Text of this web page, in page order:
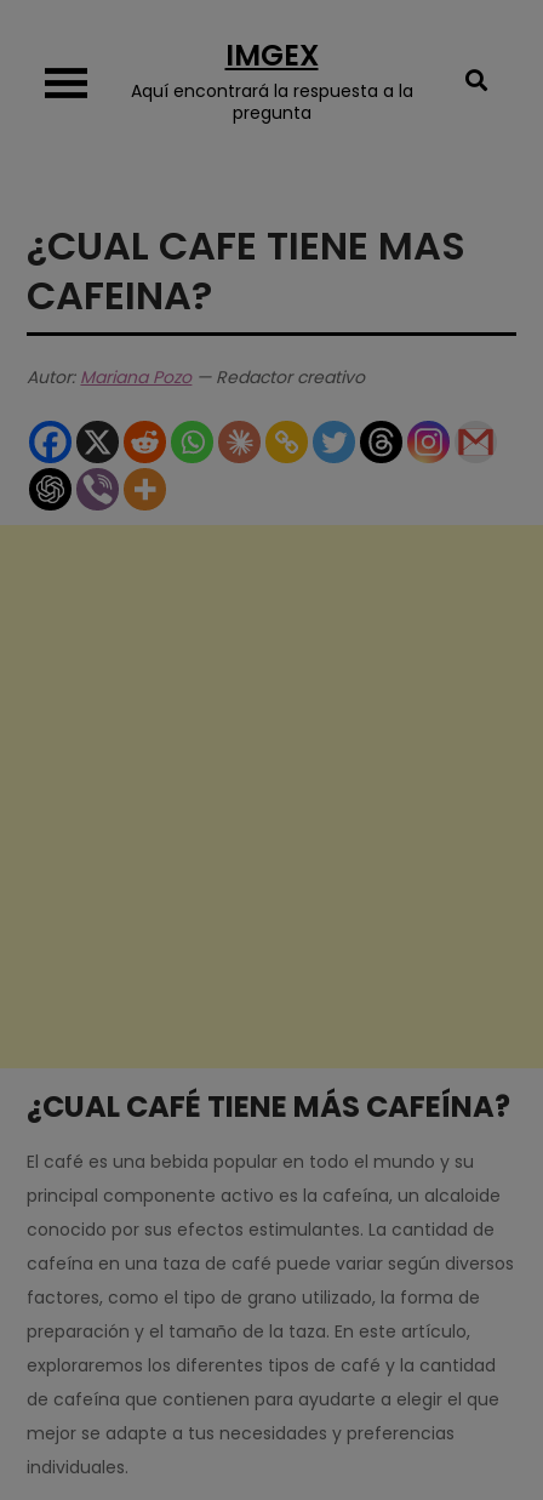
content
IMGEX
Aquí encontrará la respuesta a la
pregunta
¿CUAL CAFE TIENE MAS
CAFEINA?
Autor: Mariana Pozo— Redactor creativo
¿CUAL CAFÉ TIENE MÁS CAFEÍNA?
El café es una bebida popular en todo el mundo y su
principal componente activo es la cafeína, un alcaloide
conocido por sus efectos estimulantes. La cantidad de
cafeína en una taza de café puede variar según diversos
factores, como el tipo de grano utilizado, la forma de
preparación y el tamaño de la taza. En este artículo,
exploraremos los diferentes tipos de café y la cantidad
de cafeína que contienen para ayudarte a elegir el que
mejor se adapte a tus necesidades y preferencias
individuales.